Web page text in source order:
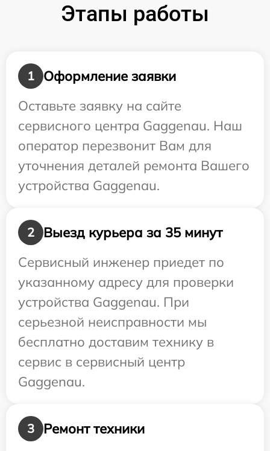
Этапы работы
1
Оформление заявки
Оставьте заявку на сайте
сервисного центра Gaggenau. Наш
оператор перезвонит Вам для
уточнения деталей ремонта Вашего
устройства Gaggenau.
2
Выезд курьера за 35 минут
Сервисный инженер приедет по
указанному адресу для проверки
устройства Gaggenau. При
серьезной неисправности мы
бесплатно доставим технику в
сервис в сервисный центр
Gaggenau.
3
Ремонт техники